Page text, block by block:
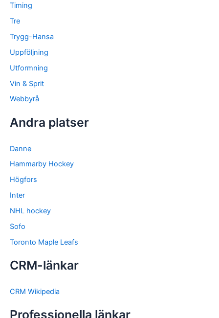
Timing
Tre
Trygg-Hansa
Uppföljning
Utformning
Vin & Sprit
Webbyrå
Andra platser
Danne
Hammarby Hockey
Högfors
Inter
NHL hockey
Sofo
Toronto Maple Leafs
CRM-länkar
CRM Wikipedia
Professionella länkar